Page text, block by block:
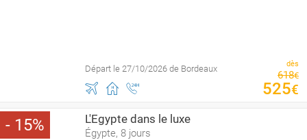
Départ le 27/10/2026 de Bordeaux dès
618€
525€
15 L'Egypte dans le luxe
Égypte, 8 jours